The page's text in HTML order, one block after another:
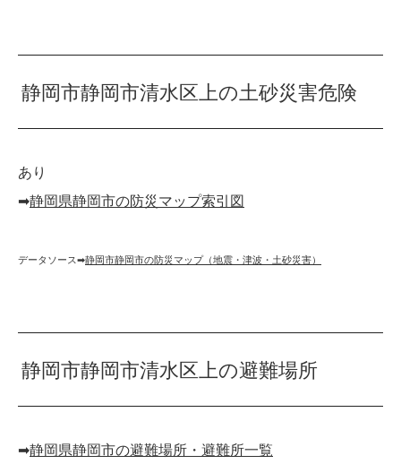
静岡市静岡市清水区上の土砂災害危険
あり
➡︎静岡県静岡市の防災マップ索引図
データソース➡︎静岡市静岡市の防災マップ（地震・津波・土砂災害）
静岡市静岡市清水区上の避難場所
➡︎静岡県静岡市の避難場所・避難所一覧